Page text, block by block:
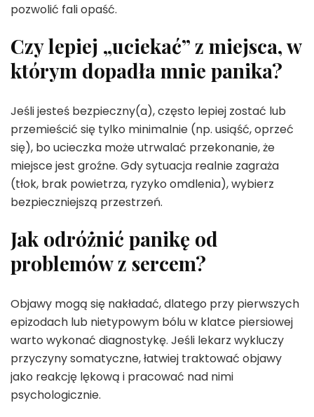
pozwolić fali opaść.
Czy lepiej „uciekać” z miejsca, w
którym dopadła mnie panika?
Jeśli jesteś bezpieczny(a), często lepiej zostać lub
przemieścić się tylko minimalnie (np. usiąść, oprzeć
się), bo ucieczka może utrwalać przekonanie, że
miejsce jest groźne. Gdy sytuacja realnie zagraża
(tłok, brak powietrza, ryzyko omdlenia), wybierz
bezpieczniejszą przestrzeń.
Jak odróżnić panikę od
problemów z sercem?
Objawy mogą się nakładać, dlatego przy pierwszych
epizodach lub nietypowym bólu w klatce piersiowej
warto wykonać diagnostykę. Jeśli lekarz wykluczy
przyczyny somatyczne, łatwiej traktować objawy
jako reakcję lękową i pracować nad nimi
psychologicznie.